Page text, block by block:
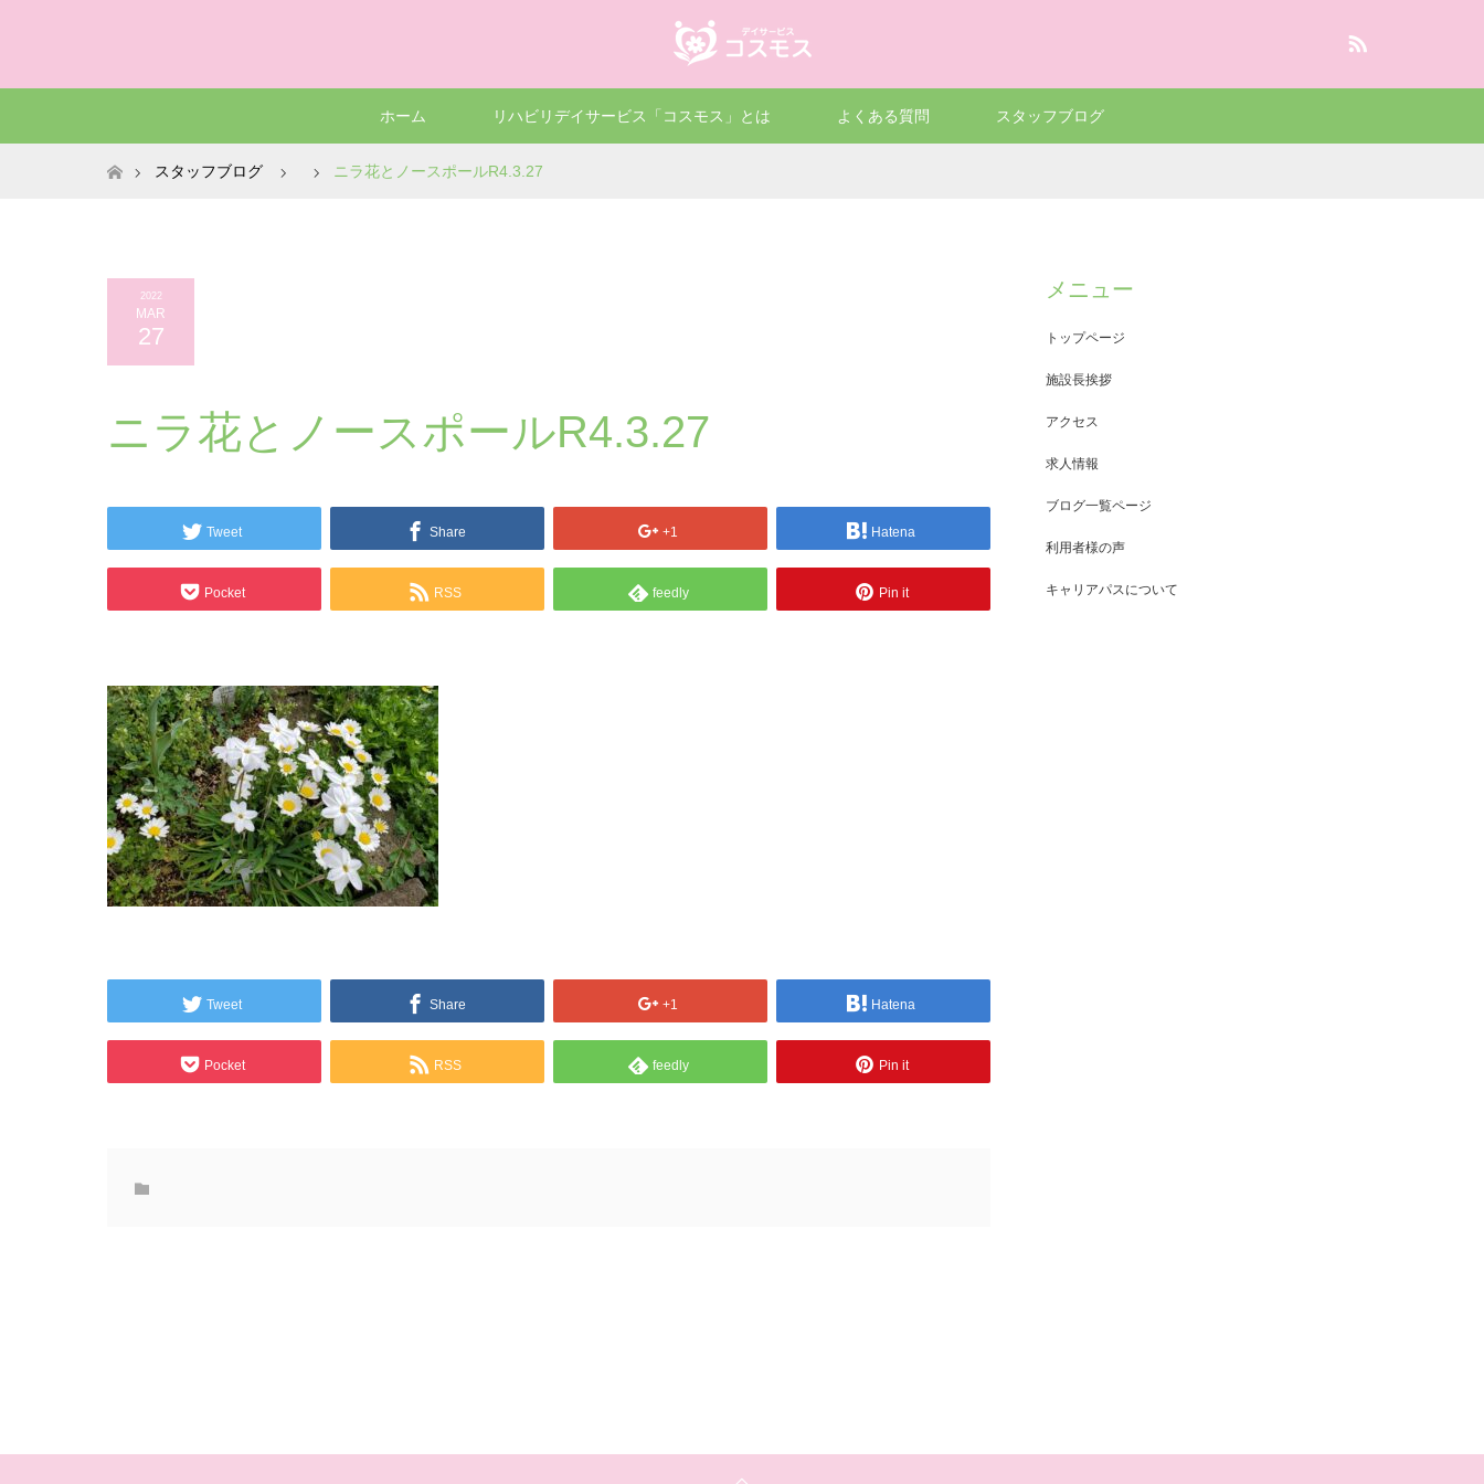
ホーム リハビリデイサービス「コスモス」とは よくある質問 スタッフブログ
ホームスタッフブログ ニラ花とノースポールR4.3.27
2022
MAR
27
ニラ花とノースポールR4.3.27
Tweet Share +1 Hatena
Pocket RSS feedly Pin it
Tweet Share +1 Hatena
Pocket RSS feedly Pin it
メニュー
トップページ
施設長挨拶
アクセス
求人情報
ブログ一覧ページ
利用者様の声
キャリアパスについて